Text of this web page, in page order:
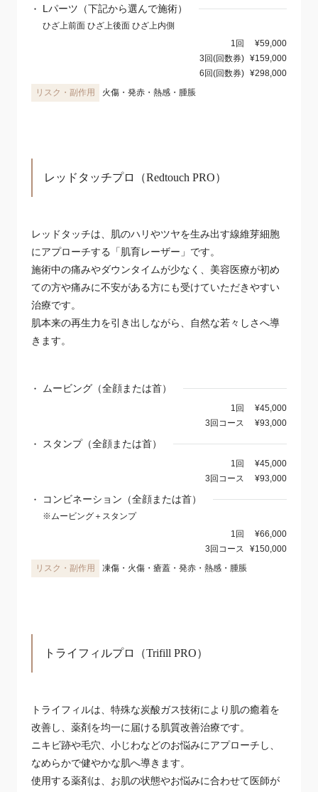
Lパーツ（下記から選んで施術）
ひざ上前面 ひざ上後面 ひざ上内側
1回
¥59,000
3回(回数券) ¥159,000
6回(回数券) ¥298,000
火傷・発赤・熱感・腫脹
レッドタッチプロ（Redtouch PRO）
レッドタッチは、肌のハリやツヤを生み出す線維芽細胞
にアプローチする「肌育レーザー」です。
施術中の痛みやダウンタイムが少なく、美容医療が初め
ての方や痛みに不安がある方にも受けていただきやすい
治療です。
肌本来の再生力を引き出しながら、自然な若々しさへ導
きます。
ムービング（全顔または首）
1回
¥45,000
3回コース
¥93,000
スタンプ（全顔または首）
1回
¥45,000
3回コース
¥93,000
コンビネーション（全顔または首）
※ムービング＋スタンプ
1回
¥66,000
3回コース
¥150,000
凍傷・火傷・瘡蓋・発赤・熱感・腫脹
トライフィルプロ（Trifill PRO）
トライフィルは、特殊な炭酸ガス技術により肌の癒着を
改善し、薬剤を均一に届ける肌質改善治療です。
ニキビ跡や毛穴、小じわなどのお悩みにアプローチし、
なめらかで健やかな肌へ導きます。
使用する薬剤は、お肌の状態やお悩みに合わせて医師が